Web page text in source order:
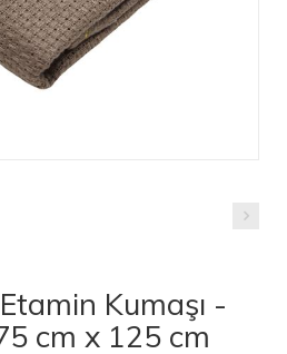
Kumaşı -
cm x 125 cm